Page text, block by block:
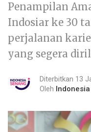
Penampilan
Indosiar ke 30
perjalanan
yang segera
Diterbitkan 13
Oleh